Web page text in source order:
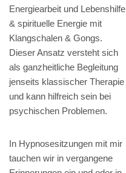
Energiearbeit und Lebenshilfe
& spirituelle Energie mit
Klangschalen & Gongs.
Dieser Ansatz versteht sich
als ganzheitliche Begleitung
jenseits klassischer Therapie
und kann hilfreich sein bei
psychischen Problemen.
In Hypnosesitzungen mit mir
tauchen wir in vergangene